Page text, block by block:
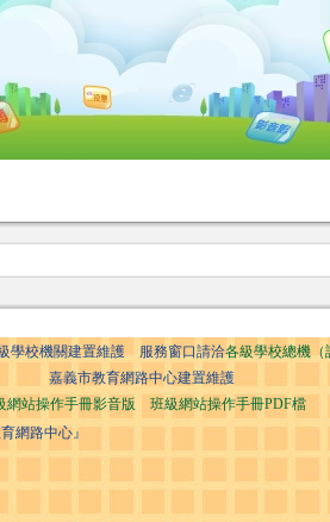
學校機關建置維護 服務窗口請洽各級學校總機（
嘉義市教育網路中心建置維護
網站操作手冊影音版
班級網站操作手冊PDF檔
網路中心』